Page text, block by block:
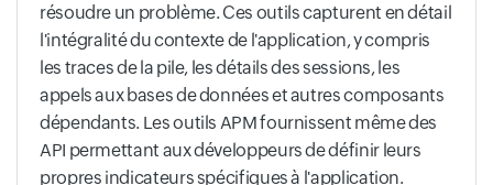
résoudre un problème. Ces outils capturent en détail
l'intégralité du contexte de l'application, y compris
les traces de la pile, les détails des sessions, les
appels aux bases de données et autres composants
dépendants. Les outils APM fournissent même des
API permettant aux développeurs de définir leurs
propres indicateurs spécifiques à l'application.